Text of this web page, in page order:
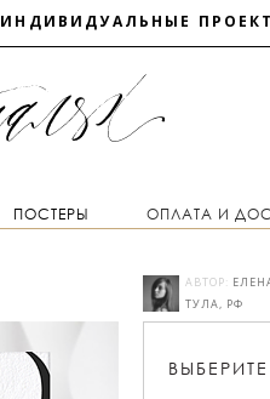
ИНДИВИДУАЛЬНЫЕ
ПОСТЕРЫ ОПЛАТА И
АВТОР:
ТУЛА, РФ
ВЫБЕРИТЕ